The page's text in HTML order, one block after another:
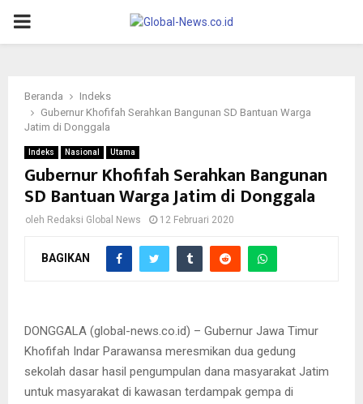
PRIMARY
Beranda
Indeks
Gubernur Khofifah Serahkan Bangunan SD Bantuan Warga
Jatim di Donggala
Indeks Nasional Utama
Gubernur Khofifah Serahkan Bangunan
SD Bantuan Warga Jatim di Donggala
oleh Redaksi Global News 12 Februari 2020
BAGIKAN
Gubernur Jatim Khofifah Indar Parawansa berada di tengah-
DONGGALA (global-news.co.id) – Gubernur Jawa Timur
Khofifah Indar Parawansa meresmikan dua gedung
sekolah dasar hasil pengumpulan dana masyarakat Jatim
untuk masyarakat di kawasan terdampak gempa di